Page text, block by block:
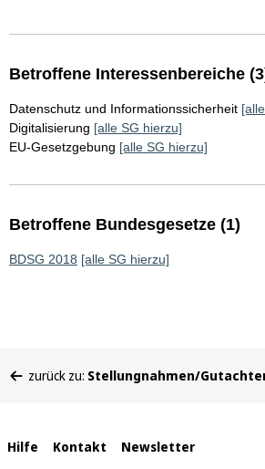
Betroffene Interessenbereiche
Datenschutz und Informationssicherheit
Digitalisierung [alle SG hierzu]
EU-Gesetzgebung [alle SG hierzu]
Betroffene Bundesgesetze (1)
BDSG 2018 [alle SG hierzu]
befinden
zurück zu: Stellungnahmen/
Interne
Hilfe Kontakt Newsletter